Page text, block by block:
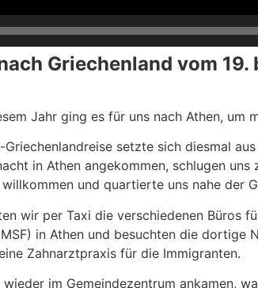
Griechenland vom 19.
Jahr ging es für uns nach Athen, um
Griechenlandreise setzte sich diesmal
in Athen angekommen, schlugen
und quartierte uns nahe der
wir per Taxi die verschiedenen Büros
in Athen und besuchten die
Zahnarztpraxis für die Immigranten.
im Gemeindezentrum ankamen,